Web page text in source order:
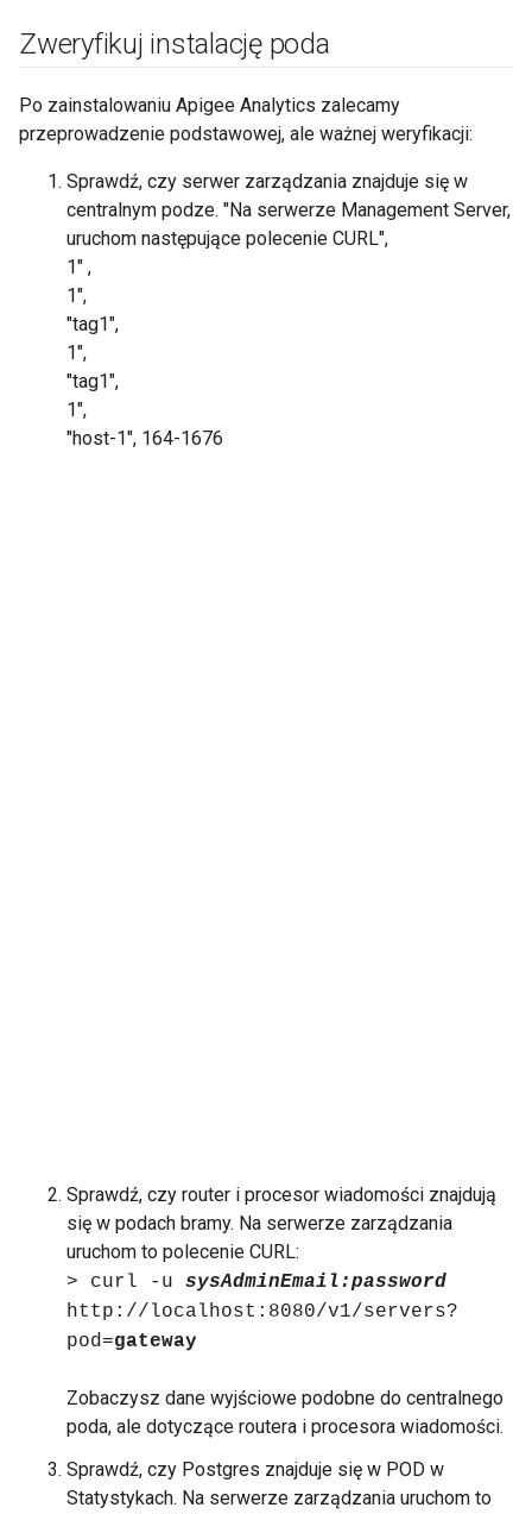
Zweryfikuj instalację poda
Po zainstalowaniu Apigee Analytics zalecamy
przeprowadzenie podstawowej, ale ważnej weryfikacji:
Sprawdź, czy serwer zarządzania znajduje się w
centralnym podze. "Na serwerze Management Server,
uruchom następujące polecenie CURL",
1" ,
1",
"tag1",
1",
"tag1",
1",
"host-1", 164-1676
Sprawdź, czy router i procesor wiadomości znajdują
się w podach bramy. Na serwerze zarządzania
uruchom to polecenie CURL:
> curl -u sysAdminEmail:password
http://localhost:8080/v1/servers?
pod=gateway
Zobaczysz dane wyjściowe podobne do centralnego
poda, ale dotyczące routera i procesora wiadomości.
Sprawdź, czy Postgres znajduje się w POD w
Statystykach. Na serwerze zarządzania uruchom to